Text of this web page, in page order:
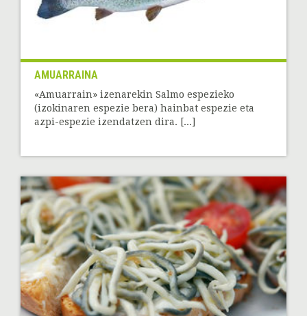
AMUARRAINA
«Amuarrain» izenarekin Salmo espezieko
(izokinaren espezie bera) hainbat espezie eta
azpi-espezie izendatzen dira. [...]